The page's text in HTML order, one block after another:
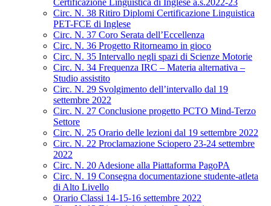
Certificazione Linguistica di Inglese a.s.2022-23
Circ. N. 38 Ritiro Diplomi Certificazione Linguistica
PET-FCE di Inglese
Circ. N. 37 Coro Serata dell’Eccellenza
Circ. N. 36 Progetto Ritorneamo in gioco
Circ. N. 35 Intervallo negli spazi di Scienze Motorie
Circ. N. 34 Frequenza IRC – Materia alternativa –
Studio assistito
Circ. N. 29 Svolgimento dell’intervallo dal 19
settembre 2022
Circ. N. 27 Conclusione progetto PCTO Mind-Terzo
Settore
Circ. N. 25 Orario delle lezioni dal 19 settembre 2022
Circ. N. 22 Proclamazione Sciopero 23-24 settembre
2022
Circ. N. 20 Adesione alla Piattaforma PagoPA
Circ. N. 19 Consegna documentazione studente-atleta
di Alto Livello
Orario Classi 14-15-16 settembre 2022